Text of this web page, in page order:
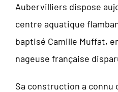
Aubervilliers dispose
centre aquatique
baptisé Camille Muffat,
nageuse française
Sa construction a connu